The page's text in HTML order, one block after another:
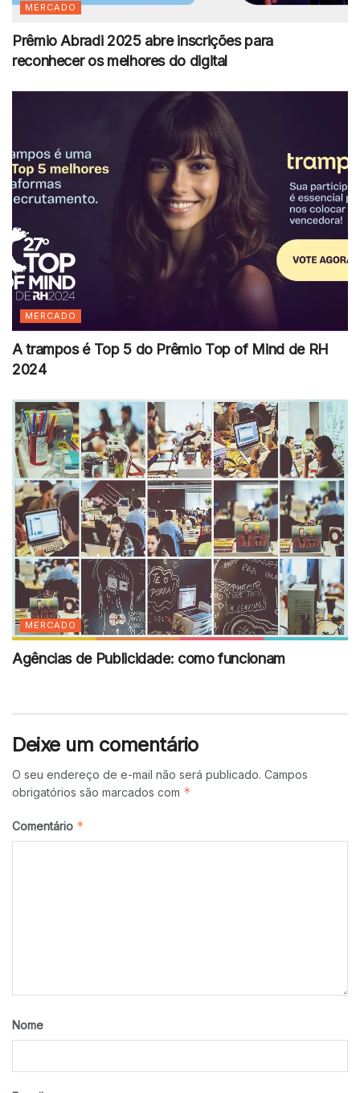
MERCADO
Prêmio Abradi 2025 abre inscrições para
reconhecer os melhores do digital
MERCADO
A trampos é Top 5 do Prêmio Top of Mind de RH
2024
MERCADO
Agências de Publicidade: como funcionam
Deixe um comentário
O seu endereço de e-mail não será publicado. Campos
obrigatórios são marcados com *
Comentário *
Nome